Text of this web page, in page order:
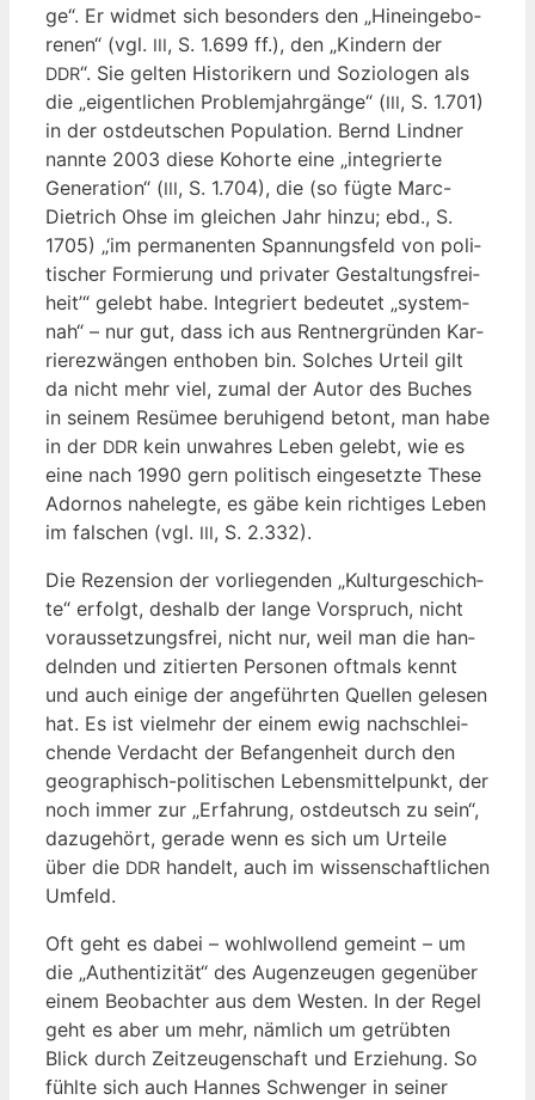
ge“. Er wid­met sich beson­ders den „Hin­ein­ge­bo­
re­nen“ (vgl. III, S. 1.699 ff.), den „Kin­dern der
DDR“. Sie gel­ten His­to­ri­kern und Sozio­lo­gen als
die „eigent­li­chen Pro­blem­jahr­gän­ge“ (III, S. 1.701)
in der ost­deut­schen Popu­la­ti­on. Bernd Lind­ner
nann­te 2003 die­se Kohor­te eine „inte­grier­te
Gene­ra­ti­on“ (III, S. 1.704), die (so füg­te Marc-
Diet­rich Ohse im glei­chen Jahr hin­zu; ebd., S.
1705) „‘im per­ma­nen­ten Span­nungs­feld von poli­
ti­scher For­mie­rung und pri­va­ter Gestal­tungs­frei­
heit’“ gelebt habe. Inte­griert bedeu­tet „sys­tem­
nah“ – nur gut, dass ich aus Rent­ner­grün­den Kar­
rie­re­zwän­gen ent­ho­ben bin. Sol­ches Urteil gilt
da nicht mehr viel, zumal der Autor des Buches
in sei­nem Resü­mee beru­hi­gend betont, man habe
in der DDR kein unwah­res Leben gelebt, wie es
eine nach 1990 gern poli­tisch ein­ge­setz­te The­se
Ador­nos nahe­leg­te, es gäbe kein rich­ti­ges Leben
im fal­schen (vgl. III, S. 2.332).
Die Rezen­si­on der vor­lie­gen­den „Kul­tur­ge­schich­
te“ erfolgt, des­halb der lan­ge Vor­spruch, nicht
vor­aus­set­zungs­frei, nicht nur, weil man die han­
deln­den und zitier­ten Per­so­nen oft­mals kennt
und auch eini­ge der ange­führ­ten Quel­len gele­sen
hat. Es ist viel­mehr der einem ewig nach­schlei­
chen­de Ver­dacht der Befan­gen­heit durch den
geo­gra­phisch-poli­ti­schen Lebens­mit­tel­punkt, der
noch immer zur „Erfah­rung, ost­deutsch zu sein“,
dazu­ge­hört, gera­de wenn es sich um Urtei­le
über die DDR han­delt, auch im wis­sen­schaft­li­chen
Umfeld.
Oft geht es dabei – wohl­wol­lend gemeint – um
die „Authen­ti­zi­tät“ des Augen­zeu­gen gegen­über
einem Beob­ach­ter aus dem Wes­ten. In der Regel
geht es aber um mehr, näm­lich um getrüb­ten
Blick durch Zeit­zeu­gen­schaft und Erzie­hung. So
fühl­te sich auch Han­nes Schwen­ger in sei­ner